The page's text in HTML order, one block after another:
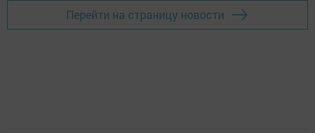
Перейти на страницу новости